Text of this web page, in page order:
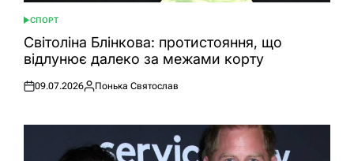
ОПУБЛІКУВАТИ
У
СПОРТ
Світоліна Блінкова: протистояння, що
відлунює далеко за межами корту
Оприлюднено
09.07.2026
Опубліковано
Понька Святослав